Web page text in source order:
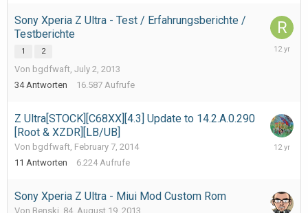
Sony Xperia Z Ultra - Test / Erfahrungsberichte /
Testberichte
1 2
Von bgdfwaft, July 2, 2013
34 Antworten 16.587 Aufrufe
March
Z Ultra[STOCK][C68XX][4.3] Update to 14.2.A.0.290
[Root & XZDR][LB/UB]
Von bgdfwaft, February 7, 2014
11 Antworten 6.224 Aufrufe
February
Sony Xperia Z Ultra - Miui Mod Custom Rom
Von Benski_84, August 19, 2013